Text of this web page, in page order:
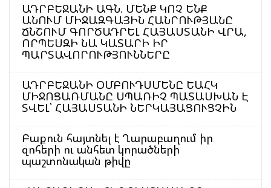
ԱԴՐԲԵՋԱՆԻ ԱԳՆ. ՄԵՆՔ ԿՈՉ ԵՆՔ
ԱՆՈՒՄ ՄԻՋԱԶԳԱՅԻՆ ՀԱՆՐՈՒԹՅԱՆԸ
ՃՆՇՈՒՄ ԳՈՐԾԱԴՐԵԼ ՀԱՅԱՍՏԱՆԻ ՎՐԱ,
ՈՐՊԵՍԶԻ ՆԱ ԿԱՏԱՐԻ ԻՐ
ՊԱՐՏԱՎՈՐՈՒԹՅՈՒՆՆԵՐԸ
ԱԴՐԲԵՋԱՆԻ ՕՄԲՈՒԴՍՄԵՆԸ ԵԱՀԿ
ՄԻՋՈՑԱՌՄԱՆԸ ՍՊԱՌԻՉ ՊԱՏԱՍԽԱՆ Է
ՏՎԵԼ՝ ՀԱՅԱՍՏԱՆԻ ՆԵՐԿԱՅԱՑՈՒՑՉԻՆ
Բաքուն հայտնել է Ղարաբաղում իր
զոհերի ու անհետ կորածների
պաշտոնական թիվը